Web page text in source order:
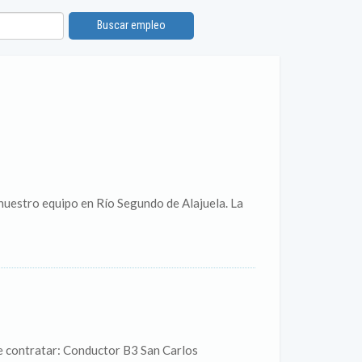
Buscar empleo
equipo en Río Segundo de Alajuela. La
contratar: Conductor B3 San Carlos